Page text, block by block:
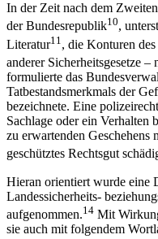
In der Zeit nach dem
der Bundesrepublik10,
Literatur11 , die Konturen
anderer Sicherheitsgesetze –
formulierte das
Tatbestandsmerkmals der
bezeichnete. Eine
Sachlage oder ein Verhalten
zu erwartenden
geschütztes Rechtsgut
Hieran orientiert wurde eine
Landessicherheits-
aufgenommen.14 Mit
sie auch mit folgendem